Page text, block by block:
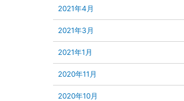
2021年4月
2021年3月
2021年1月
2020年11月
2020年10月